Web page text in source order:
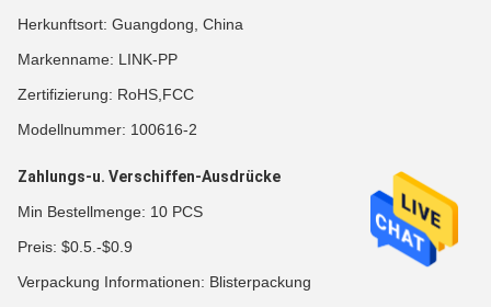
Herkunftsort: Guangdong, China
Markenname: LINK-PP
Zertifizierung: RoHS,FCC
Modellnummer: 100616-2
Zahlungs-u. Verschiffen-Ausdrücke
Min Bestellmenge: 10 PCS
Preis: $0.5.-$0.9
Verpackung Informationen: Blisterpackung